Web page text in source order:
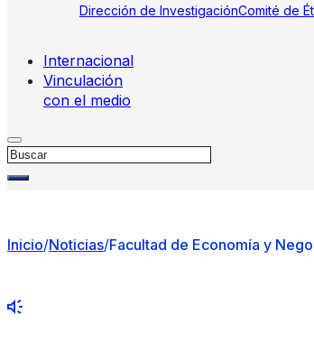
Dirección de InvestigaciónComité de
Internacional
Vinculación
con el medio
Buscar
Inicio/Noticias/Facultad de Economía y